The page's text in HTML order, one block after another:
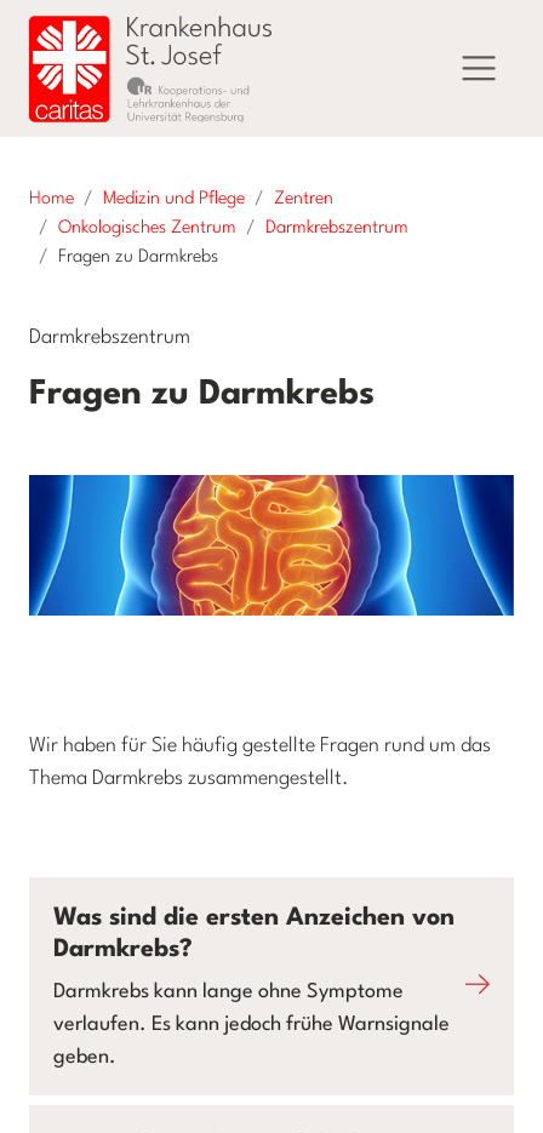
Home Medizin und Pflege
Zentren
Onkologisches Zentrum
Darmkrebszentrum
Fragen zu Darmkrebs
Darmkrebszentrum
Fragen zu Darmkrebs
Wir haben für Sie häufig gestellte Fragen rund um das
Thema Darmkrebs zusammengestellt.
Was sind die ersten Anzeichen von
Darmkrebs?
Darmkrebs kann lange ohne Symptome
verlaufen. Es kann jedoch frühe Warnsignale
geben.